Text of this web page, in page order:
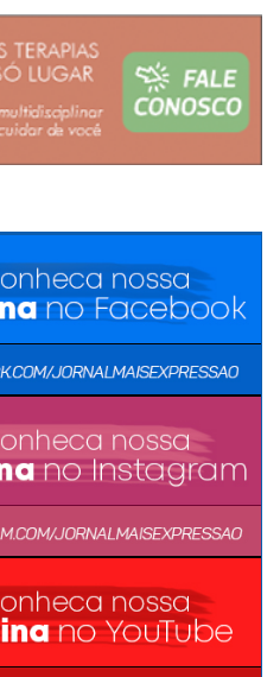
Clique aqui